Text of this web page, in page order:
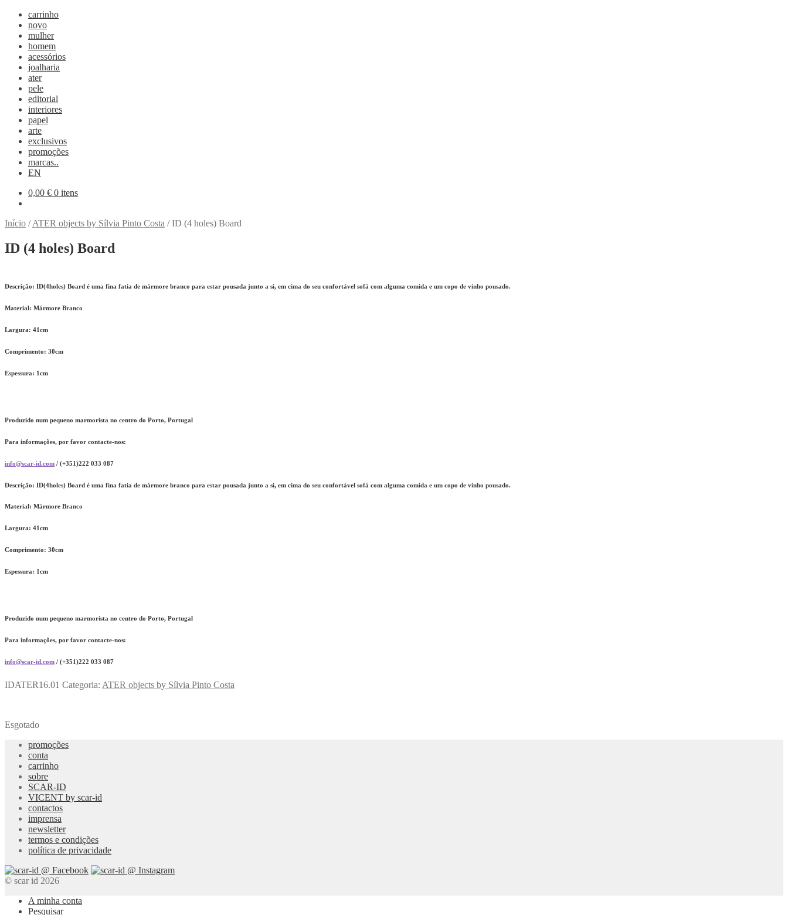
carrinho
novo
mulher
homem
acessórios
joalharia
ater
pele
editorial
interiores
papel
arte
exclusivos
promoções
marcas..
EN
0,00 € 0 itens
Início /ATER objects by Sílvia Pinto Costa /ID (4 holes) Board
ID (4 holes) Board
Descrição: ID(4holes) Board é uma fina fatia de mármore branco para estar pousada junto a si, em cima do seu confortável sofá com alguma comida e um copo de vinho pousado.
Material: Mármore Branco
Largura: 41cm
Comprimento: 30cm
Espessura: 1cm
Produzido num pequeno marmorista no centro do Porto, Portugal
Para informações, por favor contacte-nos:
info@scar-id.com / (+351)222 033 087
Descrição: ID(4holes) Board é uma fina fatia de mármore branco para estar pousada junto a si, em cima do seu confortável sofá com alguma comida e um copo de vinho pousado.
Material: Mármore Branco
Largura: 41cm
Comprimento: 30cm
Espessura: 1cm
Produzido num pequeno marmorista no centro do Porto, Portugal
Para informações, por favor contacte-nos:
info@scar-id.com / (+351)222 033 087
IDATER16.01 Categoria: ATER objects by Sílvia Pinto Costa
Esgotado
promoções
conta
carrinho
sobre
SCAR-ID
VICENT by scar-id
contactos
imprensa
newsletter
termos e condições
política de privacidade
© scar id 2026
A minha conta
Pesquisar